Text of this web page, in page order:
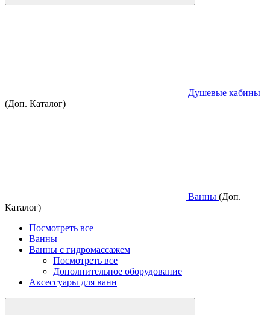
Душевые кабины
(Доп. Каталог)
Ванны (Доп.
Каталог)
Посмотреть все
Ванны
Ванны с гидромассажем
Посмотреть все
Дополнительное оборудование
Аксессуары для ванн